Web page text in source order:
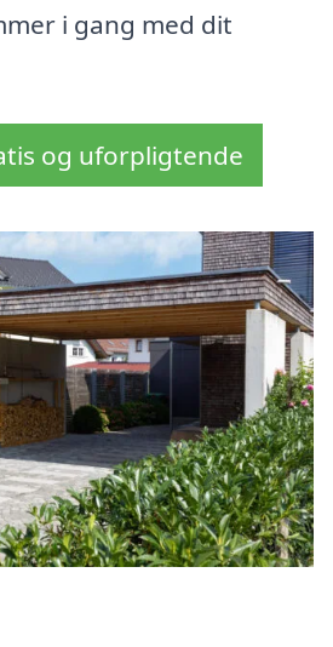
i gang med dit
og uforpligtende